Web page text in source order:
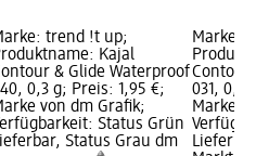
trend !t up;
Kajal
& Glide Waterproof
0,3 g; Preis: 1,95 €;
von dm Grafik;
Status Grün
Status Grau dm
Marke:
Contour
031, 0,3
Marke